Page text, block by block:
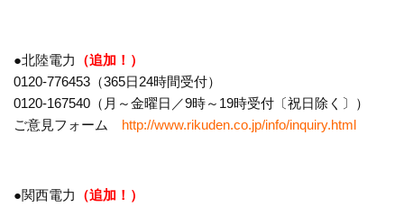
●北陸電力
（追加！）
0120-776453（365日24時間受付）
0120-167540（月～金曜日／9時～19時受付〔祝日除く〕）
ご意見フォーム http://www.rikuden.co.jp/info/inquiry.html
●関西電力
（追加！）